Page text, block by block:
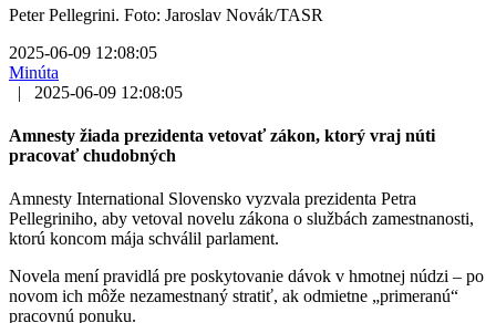
Peter Pellegrini. Foto: Jaroslav Novák/TASR
2025-06-09 12:08:05
Minúta
|
2025-06-09 12:08:05
Amnesty žiada prezidenta vetovať zákon, ktorý vraj núti
pracovať chudobných
Amnesty International Slovensko vyzvala prezidenta Petra
Pellegriniho, aby vetoval novelu zákona o službách zamestnanosti,
ktorú koncom mája schválil parlament.
Novela mení pravidlá pre poskytovanie dávok v hmotnej núdzi – po
novom ich môže nezamestnaný stratiť, ak odmietne „primeranú“
pracovnú ponuku.